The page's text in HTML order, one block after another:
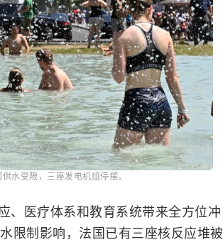
水受限，三座发电机组停摆。
、医疗体系和教育系统带来全方位冲
限制影响，法国已有三座核反应堆被